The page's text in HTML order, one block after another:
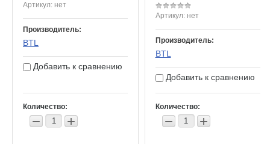
Артикул: нет
Производитель:
BTL
Добавить к сравнению
Количество:
− +
Артикул:нет
Производитель:
BTL
Добавить к сравнению
Количество:
− +